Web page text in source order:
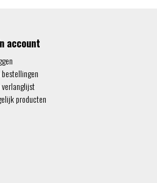
account
producten